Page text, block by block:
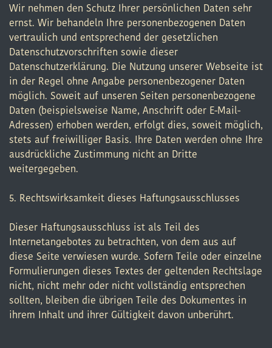
Wir nehmen den Schutz Ihrer persönlichen Daten sehr
ernst. Wir behandeln Ihre personenbezogenen Daten
vertraulich und entsprechend der gesetzlichen
Datenschutzvorschriften sowie dieser
Datenschutzerklärung. Die Nutzung unserer Webseite ist
in der Regel ohne Angabe personenbezogener Daten
möglich. Soweit auf unseren Seiten personenbezogene
Daten (beispielsweise Name, Anschrift oder E-Mail-
Adressen) erhoben werden, erfolgt dies, soweit möglich,
stets auf freiwilliger Basis. Ihre Daten werden ohne Ihre
ausdrückliche Zustimmung nicht an Dritte
weitergegeben.
5. Rechtswirksamkeit dieses Haftungsausschlusses
Dieser Haftungsausschluss ist als Teil des
Internetangebotes zu betrachten, von dem aus auf
diese Seite verwiesen wurde. Sofern Teile oder einzelne
Formulierungen dieses Textes der geltenden Rechtslage
nicht, nicht mehr oder nicht vollständig entsprechen
sollten, bleiben die übrigen Teile des Dokumentes in
ihrem Inhalt und ihrer Gültigkeit davon unberührt.